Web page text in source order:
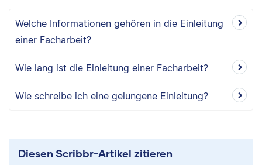
Welche Informationen gehören in die Einleitung
einer Facharbeit?
Wie lang ist die Einleitung einer Facharbeit?
Wie schreibe ich eine gelungene Einleitung?
Diesen Scribbr-Artikel zitieren